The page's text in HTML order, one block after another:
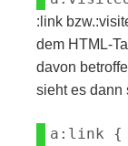
:link
dem HTML-
davon
sieht es dann
a:link {